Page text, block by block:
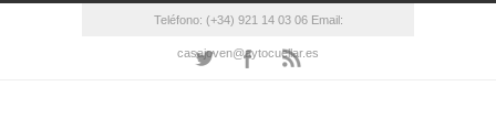
Teléfono: (+34) 921 14 03 06 Email:
casajoven@aytocuellar.es